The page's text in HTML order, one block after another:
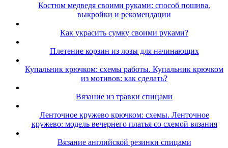
Костюм медведя своими руками: способ пошива,
выкройки и рекомендации
Как украсить сумку своими руками?
Плетение корзин из лозы для начинающих
Купальник крючком: схемы работы. Купальник крючком
из мотивов: как сделать?
Вязание из травки спицами
Ленточное кружево крючком: схемы. Ленточное
кружево: модель вечернего платья со схемой вязания
Вязание английской резинки спицами